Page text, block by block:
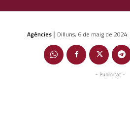
Agències | Dilluns, 6 de maig de 2024
- Publicitat -